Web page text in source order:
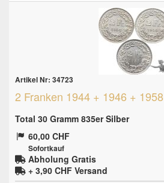
Artikel Nr: 34723
2 Franken 1944 + 1946 + 1958
Total 30 Gramm 835er Silber
60,00 CHF
Sofortkauf
Abholung Gratis
+ 3,90 CHF Versand